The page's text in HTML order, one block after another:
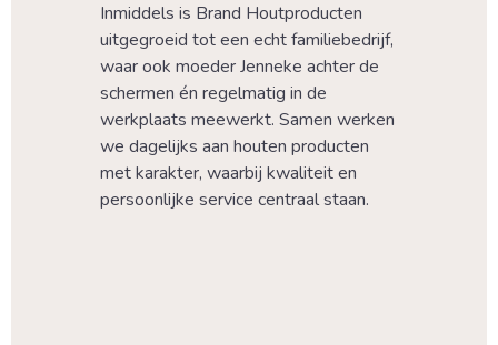
Inmiddels is Brand Houtproducten
uitgegroeid tot een echt familiebedrijf,
waar ook moeder Jenneke achter de
schermen én regelmatig in de
werkplaats meewerkt. Samen werken
we dagelijks aan houten producten
met karakter, waarbij kwaliteit en
persoonlijke service centraal staan.